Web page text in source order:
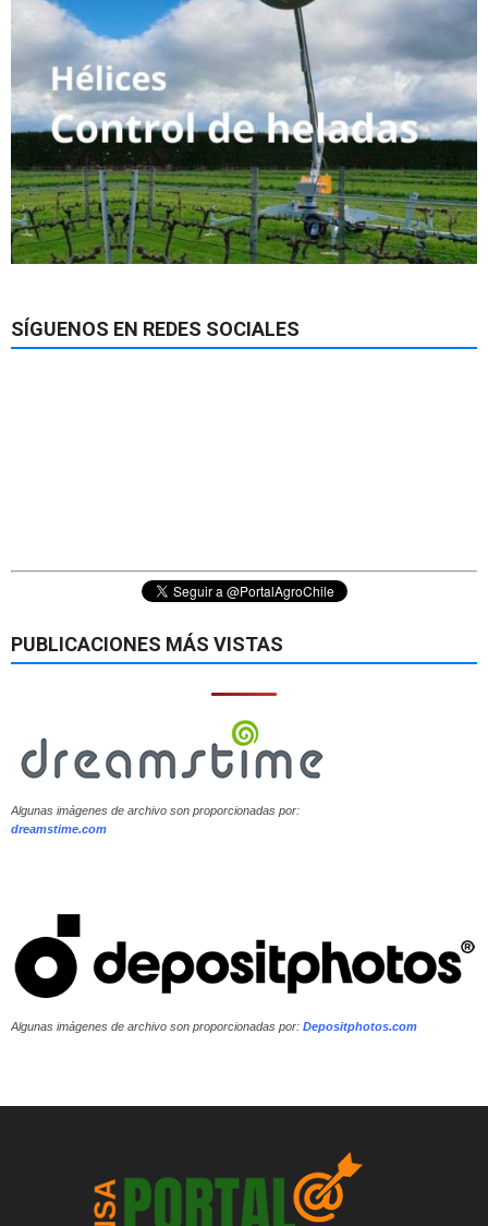
SÍGUENOS EN REDES SOCIALES
PUBLICACIONES MÁS VISTAS
Algunas imágenes de archivo son proporcionadas por:
dreamstime.com
Algunas imágenes de archivo son proporcionadas por: Depositphotos.com